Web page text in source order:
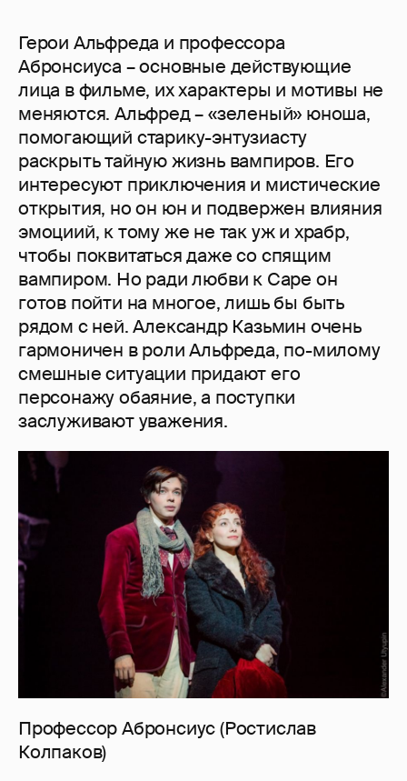
Герои Альфреда и профессора
Абронсиуса – основные действующие
лица в фильме, их характеры и мотивы не
меняются. Альфред – «зеленый» юноша,
помогающий старику-энтузиасту
раскрыть тайную жизнь вампиров. Его
интересуют приключения и мистические
открытия, но он юн и подвержен влияния
эмоциий, к тому же не так уж и храбр,
чтобы поквитаться даже со спящим
вампиром. Но ради любви к Саре он
готов пойти на многое, лишь бы быть
рядом с ней. Александр Казьмин очень
гармоничен в роли Альфреда, по-милому
смешные ситуации придают его
персонажу обаяние, а поступки
заслуживают уважения.
Профессор Абронсиус (Ростислав
Колпаков)